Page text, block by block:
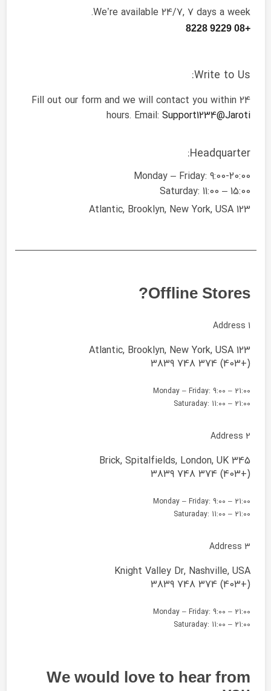
We’re available 24/7, 7 days a week.
+08 9229 8228
Write to Us:
Fill out our form and we will contact you within 24
hours. Email: Support1234@Jaroti
Headquarter:
Monday – Friday: 9:00-20:00
Saturday: 11:00 – 15:00
123 Atlantic, Brooklyn, New York, USA
We would love to hear from
Offline Stores?
Address 1
123 Atlantic, Brooklyn, New York, USA
(+403) 374 748 3839
Monday – Friday: 9:00 – 21:00
Saturaday: 11:00 – 21:00
Address 2
345 Brick, Spitalfields, London, UK
(+403) 374 748 3839
Monday – Friday: 9:00 – 21:00
Saturaday: 11:00 – 21:00
Address 3
Knight Valley Dr, Nashville, USA
(+403) 374 748 3839
Monday – Friday: 9:00 – 21:00
Saturaday: 11:00 – 21:00